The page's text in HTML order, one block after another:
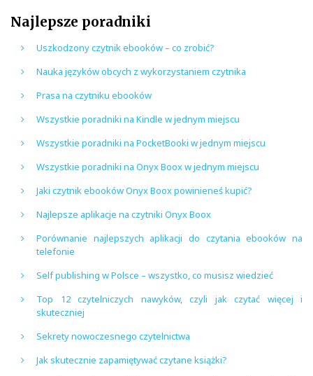
Najlepsze poradniki
Uszkodzony czytnik ebooków – co zrobić?
Nauka języków obcych z wykorzystaniem czytnika
Prasa na czytniku ebooków
Wszystkie poradniki na Kindle w jednym miejscu
Wszystkie poradniki na PocketBooki w jednym miejscu
Wszystkie poradniki na Onyx Boox w jednym miejscu
Jaki czytnik ebooków Onyx Boox powinieneś kupić?
Najlepsze aplikacje na czytniki Onyx Boox
Porównanie najlepszych aplikacji do czytania ebooków na
telefonie
Self publishing w Polsce – wszystko, co musisz wiedzieć
Top 12 czytelniczych nawyków, czyli jak czytać więcej i
skuteczniej
Sekrety nowoczesnego czytelnictwa
Jak skutecznie zapamiętywać czytane książki?